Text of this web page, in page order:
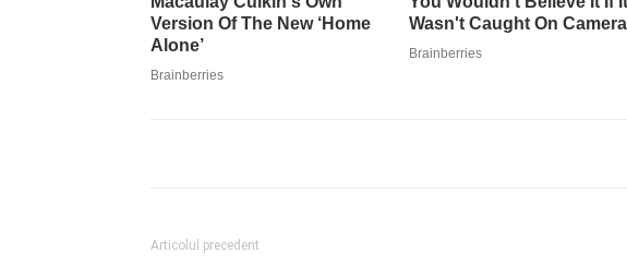
Articolul precedent